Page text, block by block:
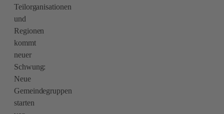
Teilorganisationen
und
Regionen
kommt
neuer
Schwung:
Neue
Gemeindegruppen
starten